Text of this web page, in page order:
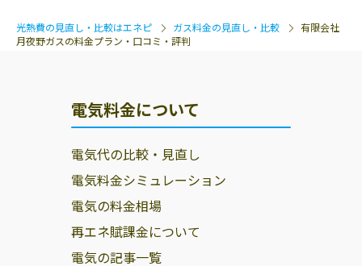
光熱費の見直し・比較はエネピ ガス料金の見直し・比較
有限会社
月夜野ガスの料金プラン・口コミ・評判
電気料金について
電気代の比較・見直し
電気料金シミュレーション
電気の料金相場
再エネ賦課金について
電気の記事一覧